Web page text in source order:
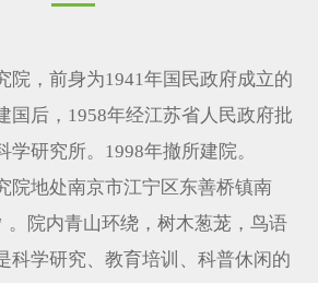
院，前身为1941年国民政府成立的
国后，1958年经江苏省人民政府批
学研究所。1998年撤所建院。
院地处南京市江宁区东善桥镇南
。院内青山环绕，树木葱茏，鸟语
科学研究、教育培训、科普休闲的